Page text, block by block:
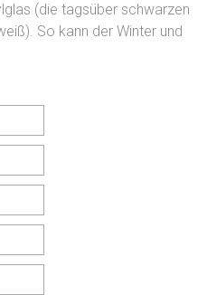
(die tagsüber schwarzen
So kann der Winter und